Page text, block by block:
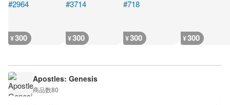
¥300 ¥300 ¥300 ¥300
Apostles: Genesis
商品数80